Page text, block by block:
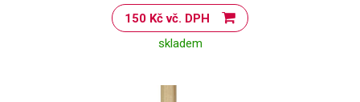
150 Kč vč. DPH
skladem